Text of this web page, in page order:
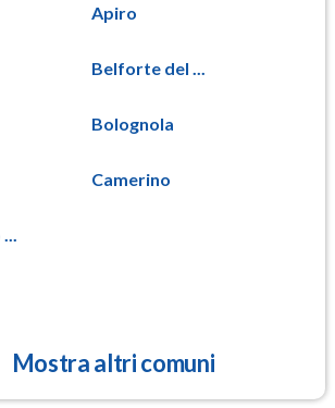
Apiro
Belforte del ...
Bolognola
Camerino
Mostra altri comuni